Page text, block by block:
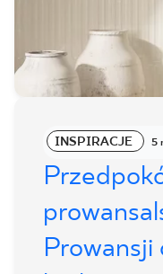
INSPIRACJE 5
Prowansji